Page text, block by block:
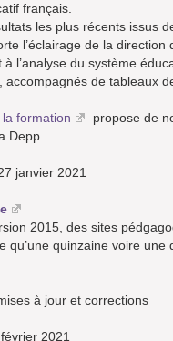
français.
les plus récents issus
l’éclairage de la
l’analyse du système
de tableaux
formation
propose de
Depp.
janvier 2021
2015, des sites
quinzaine voire une
à jour et corrections
2021